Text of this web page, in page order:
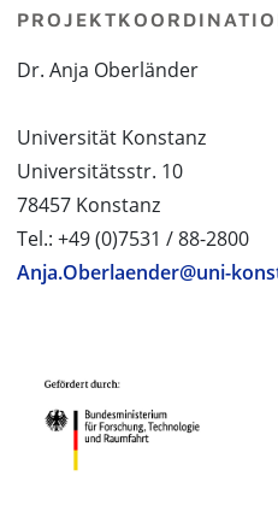
Dr. Anja Oberländer
Universität Konstanz
Universitätsstr. 10
78457 Konstanz
Tel.: +49 (0)7531 / 88-2800
Anja.Oberlaender@uni-